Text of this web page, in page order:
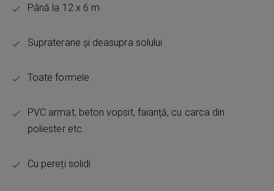
Până la 12 x 6 m
Supraterane și deasupra solului
Toate formele
PVC armat, beton vopsit, faianță, cu carca din
poliester etc.
Cu pereți solidi